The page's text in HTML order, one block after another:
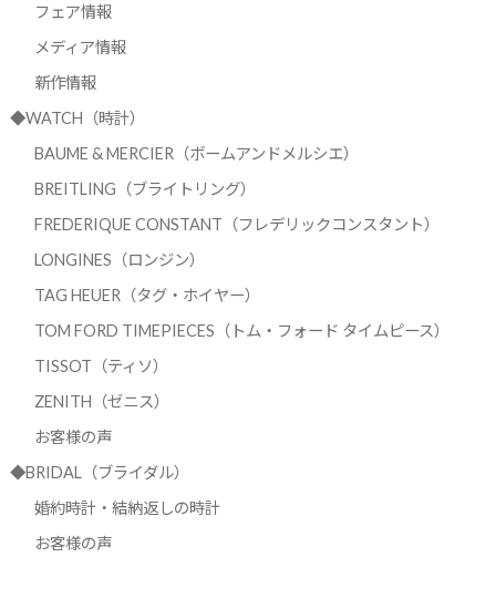
フェア情報
メディア情報
新作情報
◆WATCH（時計）
BAUME & MERCIER（ボームアンドメルシエ）
BREITLING（ブライトリング）
FREDERIQUE CONSTANT（フレデリックコンスタント）
LONGINES（ロンジン）
TAG HEUER（タグ・ホイヤー）
TOM FORD TIMEPIECES（トム・フォード タイムピース）
TISSOT（ティソ）
ZENITH（ゼニス）
お客様の声
◆BRIDAL（ブライダル）
婚約時計・結納返しの時計
お客様の声